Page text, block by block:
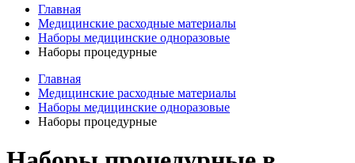
Главная
Медицинские расходные материалы
Наборы медицинские одноразовые
Наборы процедурные
Главная
Медицинские расходные материалы
Наборы медицинские одноразовые
Наборы процедурные